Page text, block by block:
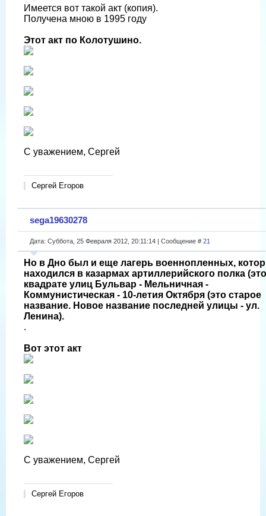
Имеется вот такой акт (копия).
Получена мною в 1995 году
Этот акт по Колотушино.
С уважением, Сергей
Сергей Егоров
sega19630278
Дата: Суббота, 25 Февраля 2012, 20:11:14 | Сообщение # 21
Но в Дно был и еще лагерь военнопленных,
находился в казармах артиллерийского полка
квадрате улиц Бульвар - Мельничная -
Коммунистическая - 10-летия Октября (это старое
название. Новое название последней улицы - ул.
Ленина).
.
Вот этот акт
С уважением, Сергей
Сергей Егоров